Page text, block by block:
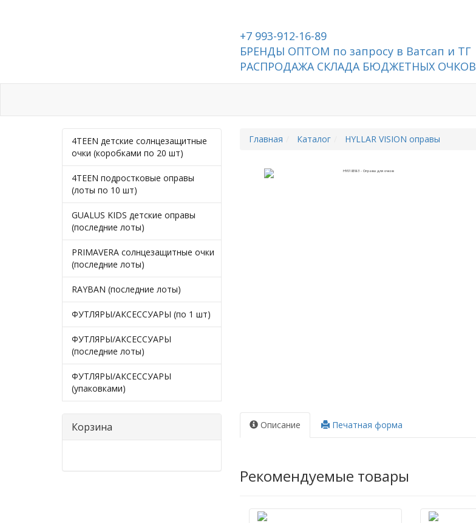
+7 993-912-16-89
БРЕНДЫ ОПТОМ по запросу в Ватсап и ТГ
РАСПРОДАЖА СКЛАДА БЮДЖЕТНЫХ ОЧКОВ
4TEEN детские солнцезащитные
очки (коробками по 20 шт)
4TEEN подростковые оправы
(лоты по 10 шт)
GUALUS KIDS детские оправы
(последние лоты)
PRIMAVERA солнцезащитные очки
(последние лоты)
RAYBAN (последние лоты)
ФУТЛЯРЫ/АКСЕССУАРЫ (по 1 шт)
ФУТЛЯРЫ/АКСЕССУАРЫ
(последние лоты)
ФУТЛЯРЫ/АКСЕССУАРЫ
(упаковками)
Корзина
Главная Каталог HYLLAR VISION оправы
Описание Печатная форма
Рекомендуемые товары